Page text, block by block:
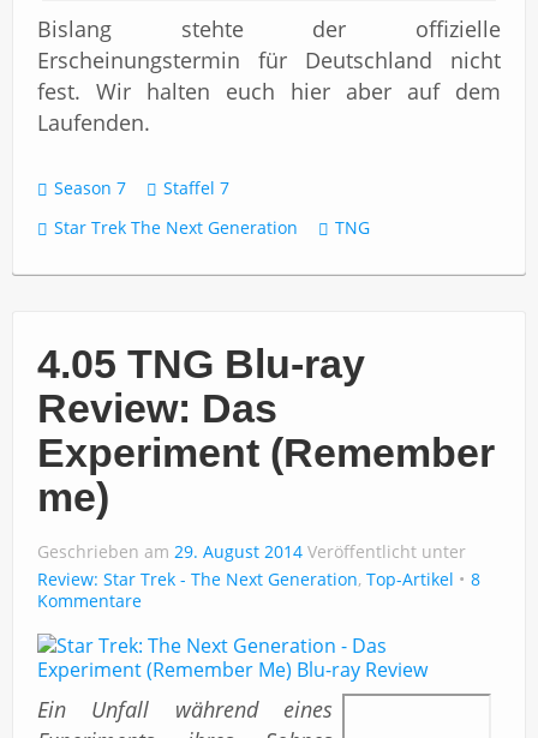
Bislang stehte der offizielle
Erscheinungstermin für Deutschland nicht
fest. Wir halten euch hier aber auf dem
Laufenden.
Season 7
Staffel 7
Star Trek The Next Generation
TNG
4.05 TNG Blu-ray
Review: Das
Experiment (Remember
me)
Geschrieben am 29. August 2014 Veröffentlicht unter
Review: Star Trek - The Next Generation, Top-Artikel
8
Kommentare
Ein Unfall während eines